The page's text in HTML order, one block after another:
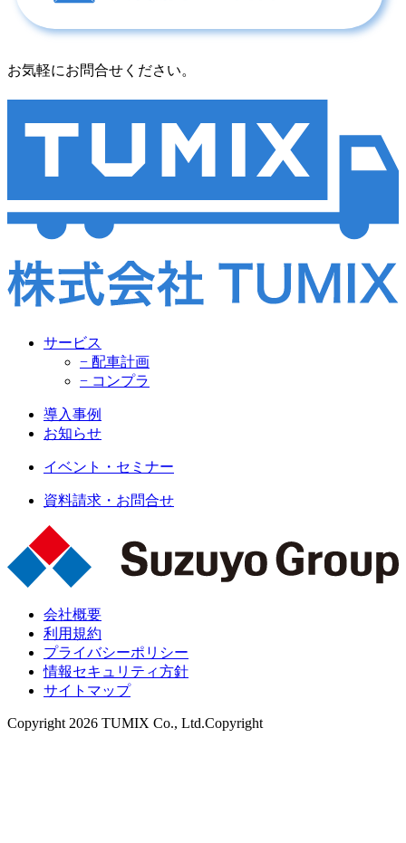
お気軽にお問合せください。
サービス
− 配車計画
− コンプラ
導入事例
お知らせ
イベント・セミナー
資料請求・お問合せ
会社概要
利用規約
プライバシーポリシー
情報セキュリティ方針
サイトマップ
Copyright 2026 TUMIX Co., Ltd.Copyright